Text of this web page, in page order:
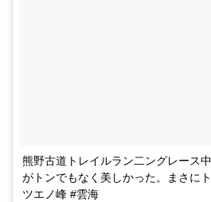
熊野古道トレイルラン二ングレース
がトンでもなく美しかった。まさに
ツエノ峰 #雲海